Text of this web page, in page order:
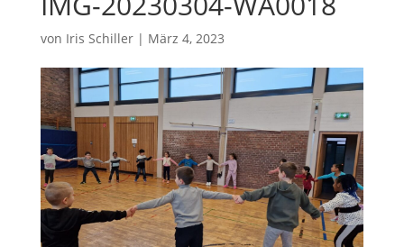
von Iris Schiller| März 4, 2023